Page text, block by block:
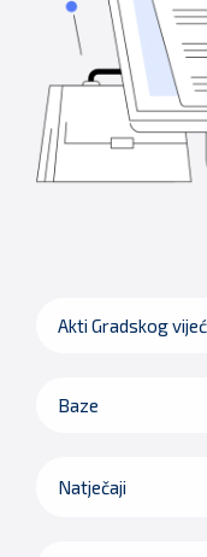
Akti Gradskog
Baze
Natječaji